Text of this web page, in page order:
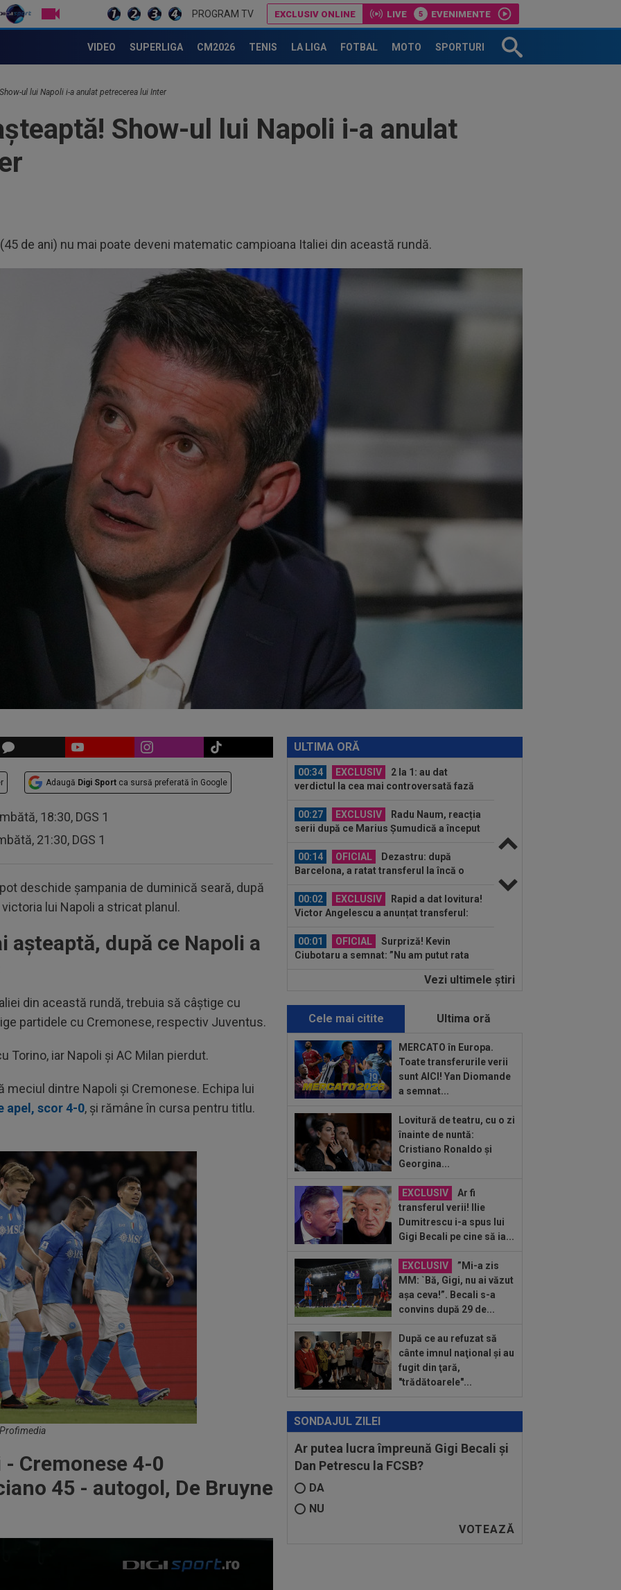
PROGRAM TV EXCLUSIV ONLINE LIVE EVENIMENTE
VIDEO SUPERLIGA CM2026 TENIS LA LIGA FOTBAL MOTO SPORTURI
ul lui Napoli i-a anulat petrecerea lui Inter
Show-ul lui Napoli i-a anulat
(45 de ani) nu mai poate deveni matematic campioana Italiei din această rundă.
Adaugă Digi Sport ca sursă preferată în Google
18:30, DGS 1
21:30, DGS 1
deschide șampania de duminică seară, după
lui Napoli a stricat planul.
așteaptă, după ce Napoli a
din această rundă, trebuia să câștige cu
partidele cu Cremonese, respectiv Juventus.
Torino, iar Napoli și AC Milan pierdut.
meciul dintre Napoli și Cremonese. Echipa lui
apel, scor 4-0, și rămâne în cursa pentru titlu.
- Cremonese 4-0
45 - autogol, De Bruyne
ULTIMA ORĂ
00:02 EXCLUSIV
Rapid a dat lovitura!
Victor Angelescu a anunțat transferul:
"Foarte bun"
OFICIAL
Surpriză! Kevin
această oportunitate”
Rușii îl provoacă pe David
Popovici înaintea Europenelor: ”Va pierde
minute: ”N-ai cum să dai greș cu așa
Alex Dobre a vorbit despre
plecarea de la Rapid, după 0-0 cu UTA:
VIDEO
FCSB! A făcut anunțul ÎN DIRECT: ”Îi dau
eu lui Gigi unul bun”
00:34
EXCLUSIV
2 la 1: au dat
verdictul la cea mai controversată fază
00:27
EXCLUSIV
Radu Naum, reacția
serii după ce Marius Șumudică a început
00:14
OFICIAL
Dezastru: după
Barcelona, a ratat transferul la încă o
00:02
EXCLUSIV
Rapid a dat lovitura!
Victor Angelescu a anunțat transferul:
00:01
OFICIAL
Surpriză! Kevin
Ciubotaru a semnat: ”Nu am putut rata
Rușii îl provoacă pe David
23:54
L-a ”vrăjit” pe Pancu în 45 de
minute: ”N-ai cum să dai greș cu așa
ceva” +...
23:39
Alex Dobre a vorbit despre
plecarea de la Rapid, după 0-0 cu UTA:
"100%"
”explodat”, după UTA - Rapid: ”Mamă,
aoleu! Puțin respect nu...
00:41
EXCLUSIV
Atacant pentru
FCSB! A făcut anunțul ÎN DIRECT: ”Îi dau
00:34
EXCLUSIV
2 la 1: au dat
verdictul la cea mai controversată fază
din UTA - Rapid...
00:27
EXCLUSIV
Radu Naum, reacția
negocierile cu CFR...
00:14
OFICIAL
Dezastru: după
Barcelona, a ratat transferul la încă o
echipă de UCL! Picat la...
Vezi ultimele ştiri
Cele mai citite Ultima oră
MERCATO în Europa.
Toate transferurile verii
sunt AICI! Yan Diomande
a semnat...
Lovitură de teatru, cu o zi
înainte de nuntă:
Cristiano Ronaldo și
Georgina...
EXCLUSIV
Ar fi
transferul verii! Ilie
Dumitrescu i-a spus lui
Gigi Becali pe cine să ia...
EXCLUSIV
”Mi-a zis
MM: `Bă, Gigi, nu ai văzut
așa ceva!”. Becali s-a
convins după 29 de...
După ce au refuzat să
cânte imnul naţional şi au
fugit din ţară,
"trădătoarele"...
SONDAJUL ZILEI
Ar putea lucra împreună Gigi Becali și
Dan Petrescu la FCSB?
DA
NU